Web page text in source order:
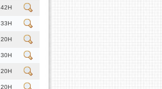
42H
33H
20H
30H
20H
20H